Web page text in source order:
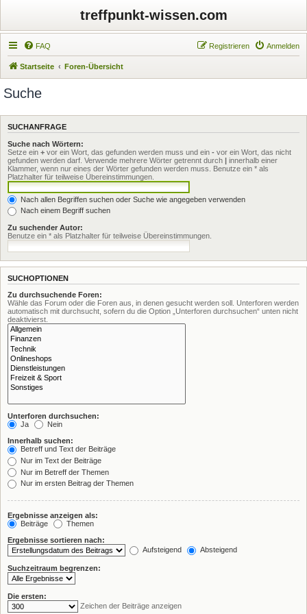
treffpunkt-wissen.com
FAQ Anmelden
Registrieren
Startseite Foren-Übersicht
Suche
SUCHANFRAGE
Suche nach Wörtern:
Setze ein + vor ein Wort, das gefunden werden muss und ein - vor ein Wort, das nicht
gefunden werden darf. Verwende mehrere Wörter getrennt durch | innerhalb einer
Klammer, wenn nur eines der Wörter gefunden werden muss. Benutze ein * als
Platzhalter für teilweise Übereinstimmungen.
Nach allen Begriffen suchen oder Suche wie angegeben verwenden
Nach einem Begriff suchen
Zu suchender Autor:
Benutze ein * als Platzhalter für teilweise Übereinstimmungen.
SUCHOPTIONEN
Zu durchsuchende Foren:
Wähle das Forum oder die Foren aus, in denen gesucht werden soll. Unterforen werden
automatisch mit durchsucht, sofern du die Option „Unterforen durchsuchen“ unten nicht
deaktivierst.
Unterforen durchsuchen:
Ja
Nein
Innerhalb suchen:
Betreff und Text der Beiträge
Nur im Text der Beiträge
Nur im Betreff der Themen
Nur im ersten Beitrag der Themen
Ergebnisse anzeigen als:
Beiträge
Themen
Ergebnisse sortieren nach:
Aufsteigend
Absteigend
Suchzeitraum begrenzen:
Die ersten:
Zeichen der Beiträge anzeigen